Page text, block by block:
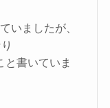
いましたが、
と書いていま